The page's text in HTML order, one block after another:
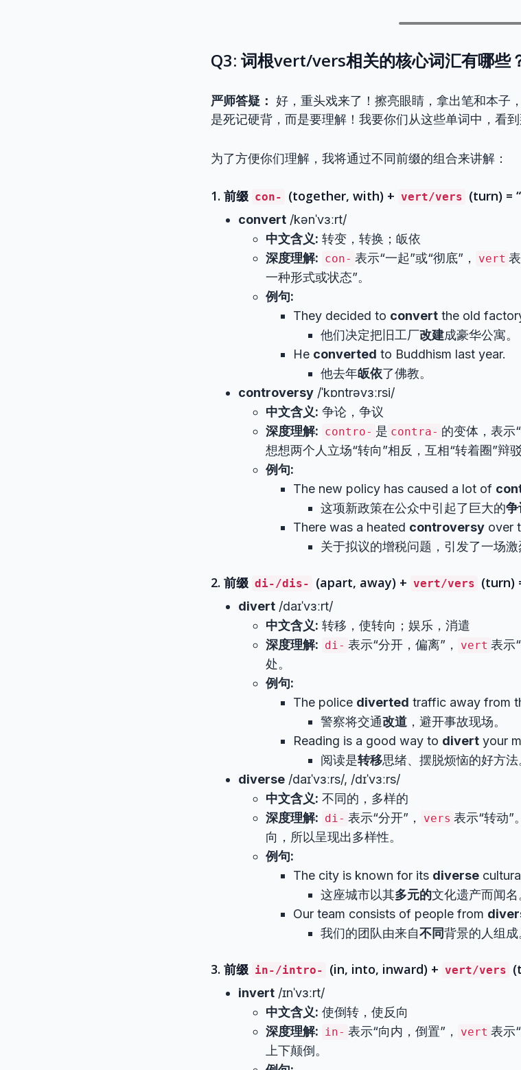
Q3: 词根vert/vers相关的核心词汇有哪些
严师答疑： 好，重头戏来了！擦亮眼睛，拿出笔和本子
是死记硬背，而是要理解！我要你们从这些单词中，看到
为了方便你们理解，我将通过不同前缀的组合来讲解：
1. 前缀 con- (together, with) + vert/vers (turn) =
convert /kənˈvɜːrt/
中文含义: 转变，转换；皈依
深度理解: con- 表示“一起”或“彻底”， vert
一种形式或状态”。
例句:
They decided to convert the old
他们决定把旧工厂改建成豪华公寓。
He converted to Buddhism last year.
他去年皈依了佛教。
controversy /ˈkɒntrəvɜːrsi/
中文含义: 争论，争议
深度理解: contro- 是 contra- 的变体，表示
想想两个人立场“转向”相反，互相“转着圈”辩
例句:
The new policy has caused a lot of
这项新政策在公众中引起了巨大的争
There was a heated controversy over
关于拟议的增税问题，引发了一场激
2. 前缀 di-/dis- (apart, away) + vert/vers (turn)
divert /daɪˈvɜːrt/
中文含义: 转移，使转向；娱乐，消遣
深度理解: di- 表示“分开，偏离”， vert 表示
处。
例句:
The police diverted traffic away from
警察将交通改道 ，避开事故现场。
Reading is a good way to divert your
阅读是转移思绪、摆脱烦恼的好方法
diverse /daɪˈvɜːrs/, /dɪˈvɜːrs/
中文含义: 不同的，多样的
深度理解: di- 表示“分开”， vers 表示“转动”
向，所以呈现出多样性。
例句:
The city is known for its diverse
这座城市以其多元的文化遗产而闻名
Our team consists of people from
我们的团队由来自不同背景的人组成
3. 前缀 in-/intro- (in, into, inward) + vert/vers
invert /ɪnˈvɜːrt/
中文含义: 使倒转，使反向
深度理解:
in- 表示“向内，倒置”， vert 表示
上下颠倒。